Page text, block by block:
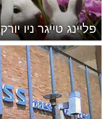
פליינג טייגר ניו יורק